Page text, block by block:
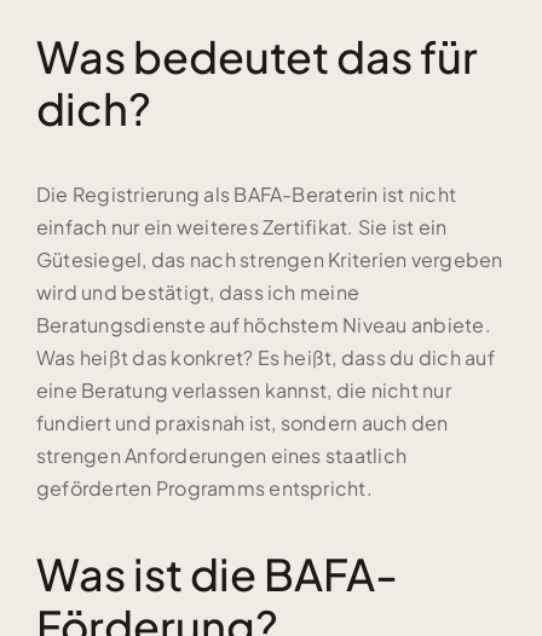
Was bedeutet das für
dich?
Die Registrierung als BAFA-Beraterin ist nicht
einfach nur ein weiteres Zertifikat. Sie ist ein
Gütesiegel, das nach strengen Kriterien vergeben
wird und bestätigt, dass ich meine
Beratungsdienste auf höchstem Niveau anbiete.
Was heißt das konkret? Es heißt, dass du dich auf
eine Beratung verlassen kannst, die nicht nur
fundiert und praxisnah ist, sondern auch den
strengen Anforderungen eines staatlich
geförderten Programms entspricht.
Was ist die BAFA-